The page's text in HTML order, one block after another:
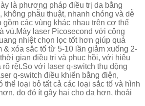
là phương pháp điều trị da bằng
không phẫu thuật, nhanh chóng và dễ
gồm các vùng khác nhau trên cơ thể
vú.Máy laser Picosecond với công
nhiệt chọn lọc tốt hơn giúp quá
& xóa sắc tố từ 5-10 lần giảm xuống 2-
gian điều trị và phục hồi, với hiệu
rệt.So với laser q-switch thụ động
q-switch điều khiển bằng điện,
thể loại bỏ tất cả các loại sắc tố và hình
do đó ít gây hại cho da hơn, thoải